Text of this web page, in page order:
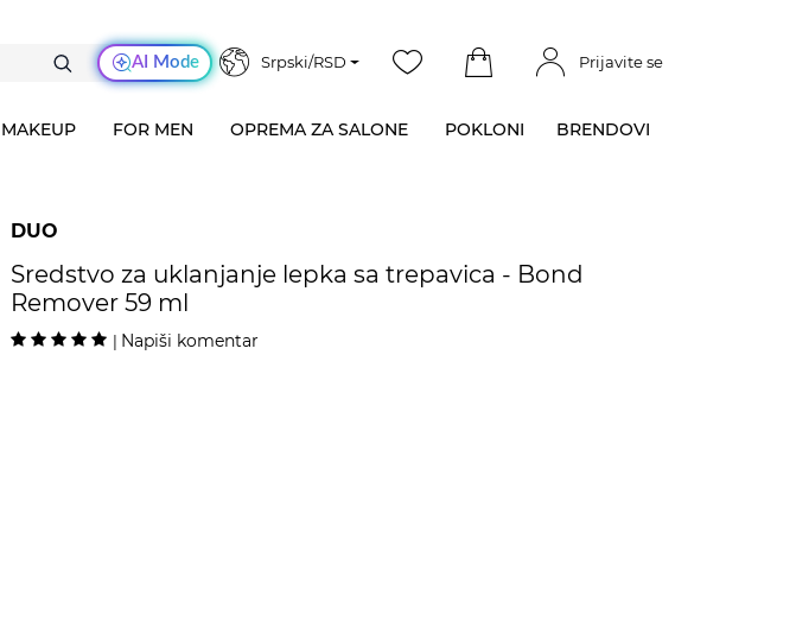
AI Mode Srpski/RSD Prijavite se
MAKEUP FOR MEN OPREMA ZA SALONE POKLONI BRENDOVI
DUO
Sredstvo za uklanjanje lepka sa trepavica - Bond
Remover 59 ml
| Napiši komentar